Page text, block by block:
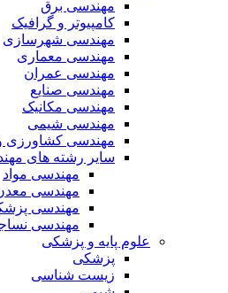
مهندسی برق
کامپیوتر و گرافیک
مهندسی شهرسازی
مهندسی معماری
مهندسی عمران
مهندسی صنایع
مهندسی مکانیک
مهندسی شیمی
مهندسی کشاورزی و
سایر رشته های مهندسی
مهندسی مواد
مهندسی معدن
مهندسی پزشکی
مهندسی نساجی
علوم پایه و پزشکی
پزشکی
زیست شناسی